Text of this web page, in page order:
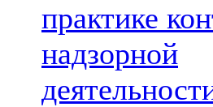
практике
надзорной